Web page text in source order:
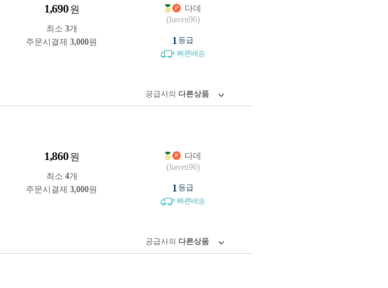
1,690 원
최소 3개
주문시결제 3,000원
다데
(haven96)
1 등급
빠른배송
공급사의 다른상품
1,860 원
최소 4개
주문시결제 3,000원
다데
(haven96)
1 등급
빠른배송
공급사의 다른상품